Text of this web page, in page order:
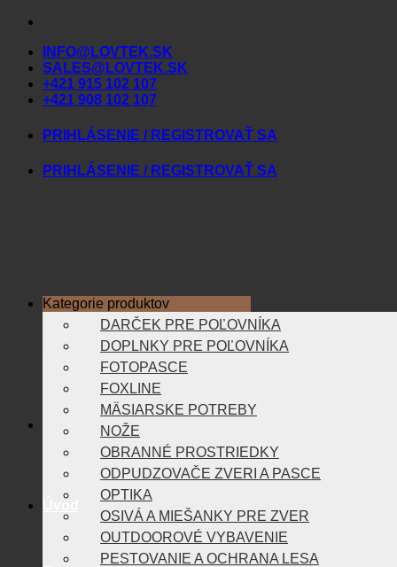
Skip
contentINFO@LOVTEK.SK
SALES@LOVTEK.SK
+421 915 102 107
+421 908 102 107
PRIHLÁSENIE / REGISTROVAŤ SA
PRIHLÁSENIE / REGISTROVAŤ SA
Kategorie produktov
DARČEK PRE POĽOVNÍKA
DOPLNKY PRE POĽOVNÍKA
FOTOPASCE
FOXLINE
MÄSIARSKE POTREBY
NOŽE
OBRANNÉ PROSTRIEDKY
ODPUDZOVAČE ZVERI A PASCE
OPTIKA
OSIVÁ A MIEŠANKY PRE ZVER
OUTDOOROVÉ VYBAVENIE
PESTOVANIE A OCHRANA LESA